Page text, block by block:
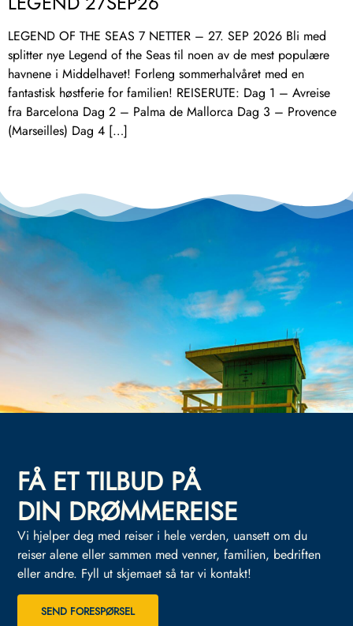
LEGEND OF THE SEAS 7 NETTER – 27. SEP 2026 Bli med
splitter nye Legend of the Seas til noen av de mest populære
havnene i Middelhavet! Forleng sommerhalvåret med en
fantastisk høstferie for familien! REISERUTE: Dag 1 – Avreise
fra Barcelona Dag 2 – Palma de Mallorca Dag 3 – Provence
(Marseilles) Dag 4 […]
FÅ ET TILBUD PÅ
DIN DRØMMEREISE
Vi hjelper deg med reiser i hele verden, uansett om du
reiser alene eller sammen med venner, familien, bedriften
eller andre. Fyll ut skjemaet så tar vi kontakt!
SEND FORESPØRSEL